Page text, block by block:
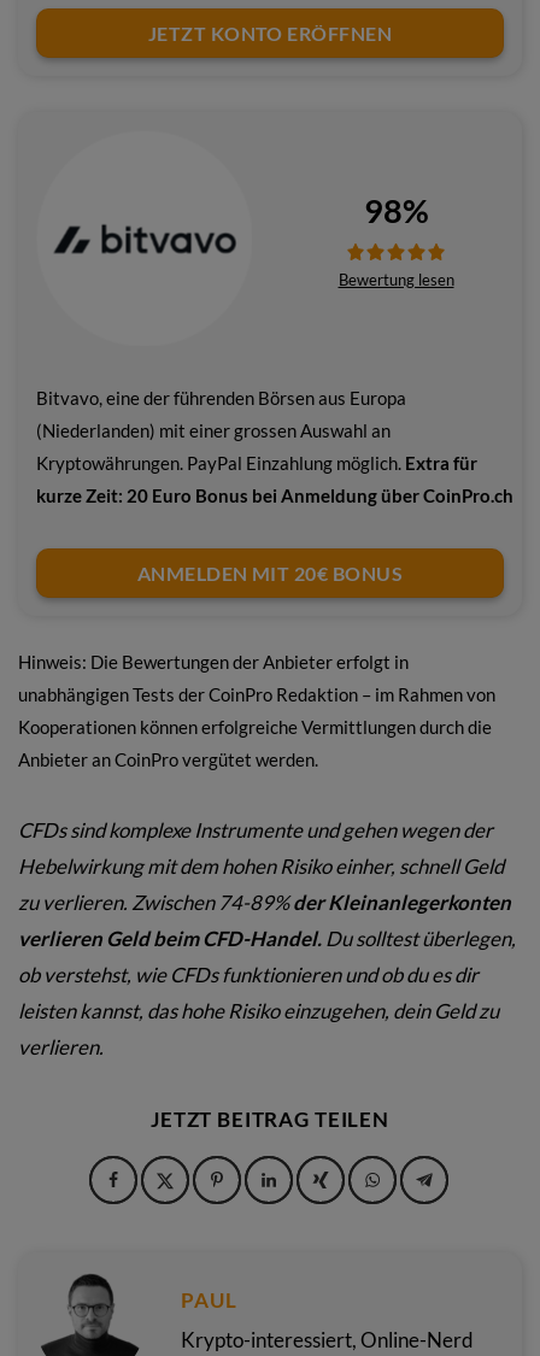
JETZT KONTO ERÖFFNEN
Bitvavo, eine der führenden Börsen aus Europa
(Niederlanden) mit einer grossen Auswahl an
Kryptowährungen. PayPal Einzahlung möglich. Extra für
kurze Zeit: 20 Euro Bonus bei Anmeldung über CoinPro.ch
98%
Bewertung lesen
ANMELDEN MIT 20€ BONUS
Hinweis: Die Bewertungen der Anbieter erfolgt in
unabhängigen Tests der CoinPro Redaktion – im Rahmen von
Kooperationen können erfolgreiche Vermittlungen durch die
Anbieter an CoinPro vergütet werden.
CFDs sind komplexe Instrumente und gehen wegen der
Hebelwirkung mit dem hohen Risiko einher, schnell Geld
zu verlieren. Zwischen 74-89%der Kleinanlegerkonten
verlieren Geld beim CFD-Handel. Du solltest überlegen,
ob verstehst, wie CFDs funktionieren und ob du es dir
leisten kannst, das hohe Risiko einzugehen, dein Geld zu
verlieren.
JETZT BEITRAG TEILEN
PAUL
Krypto-interessiert, Online-Nerd